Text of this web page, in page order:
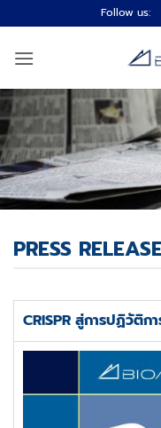
ไป
ยัง
Follow us:
PRESS
CRISPR สู่การปฏิวัติก